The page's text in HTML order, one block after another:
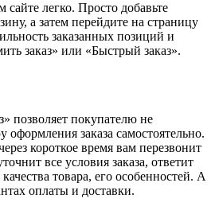
легко. Просто добавьте
а затем перейдите на страницу
заказанных позиций и
заказ» или «Быстрый заказ».
позволяет покупателю не
оформления заказа самостоятельно.
короткое время вам перезвонит
все условия заказа, ответит
товара, его особенностей. А
оплаты и доставки.